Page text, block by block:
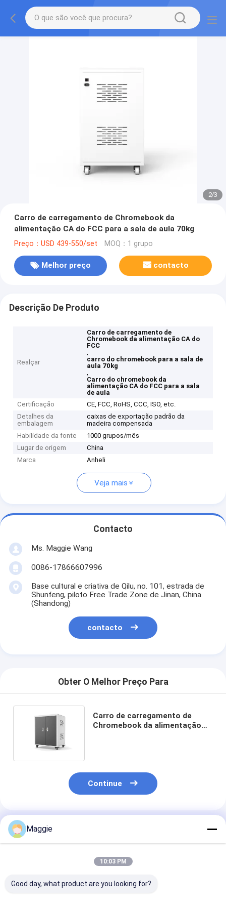
2/3
Carro de carregamento de Chromebook da
alimentação CA do FCC para a sala de aula 70kg
Preço：USD 439-550/set MOQ：1 grupo
Melhor preço contacto
Descrição De Produto
Realçar
Carro de carregamento de
Chromebook da alimentação CA do
FCC
,
carro do chromebook para a sala de
aula 70kg
,
Carro do chromebook da
alimentação CA do FCC para a sala
de aula
Certificação
CE, FCC, RoHS, CCC, ISO, etc.
Detalhes da
embalagem
caixas de exportação padrão da
madeira compensada
Habilidade da fonte
1000 grupos/mês
Lugar de origem
China
Marca
Anheli
Veja mais
Contacto
Ms. Maggie Wang
0086-17866607996
Base cultural e criativa de Qilu, no. 101, estrada de
Shunfeng, piloto Free Trade Zone de Jinan, China
(Shandong)
contacto
Obter O Melhor Preço Para
Carro de carregamento de
Chromebook da alimentação
Continue
Produtos Recomendados
Maggie
10:03 PM
Good day, what product are you looking for?